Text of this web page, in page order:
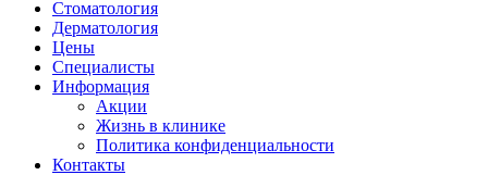
Стоматология
Дерматология
Цены
Специалисты
Информация
Акции
Жизнь в клинике
Политика конфиденциальности
Контакты